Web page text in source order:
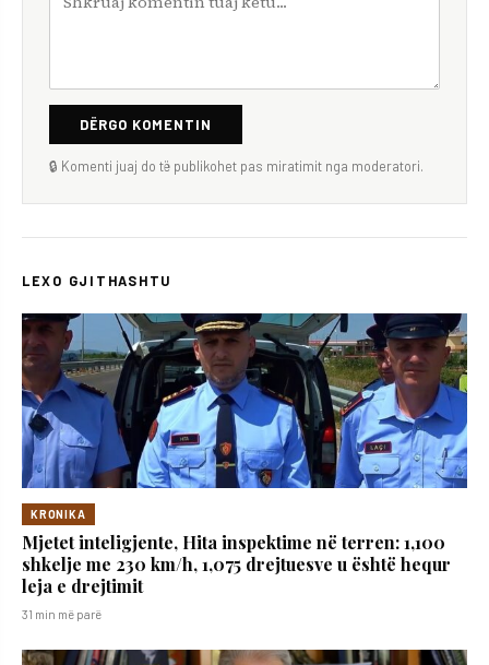
DËRGO KOMENTIN
🔒 Komenti juaj do të publikohet pas miratimit nga moderatori.
LEXO GJITHASHTU
KRONIKA
Mjetet inteligjente, Hita inspektime në terren: 1,100
shkelje me 230 km/h, 1,075 drejtuesve u është hequr
leja e drejtimit
31 min më parë